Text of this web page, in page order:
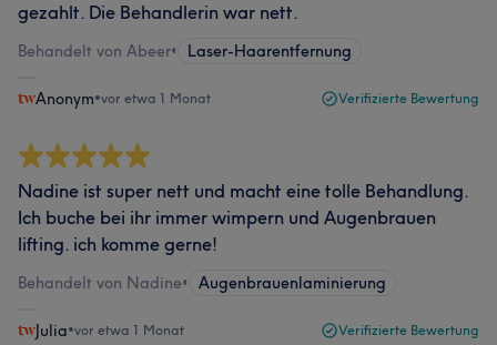
gezahlt. Die Behandlerin war nett.
Behandelt von Abeer• Laser-Haarentfernung
Anonym•vor etwa 1 Monat Verifizierte Bewertung
Nadine ist super nett und macht eine tolle Behandlung.
Ich buche bei ihr immer wimpern und Augenbrauen
lifting. ich komme gerne!
Behandelt von Nadine• Augenbrauenlaminierung
Julia•vor etwa 1 Monat Verifizierte Bewertung